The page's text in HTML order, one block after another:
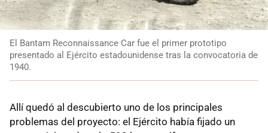
El Bantam Reconnaissance Car fue el primer prototipo
presentado al Ejército estadounidense tras la convocatoria de
1940.
Allí quedó al descubierto uno de los principales
problemas del proyecto: el Ejército había fijado un